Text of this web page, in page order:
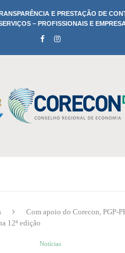
E PRESTAÇÃO DE
– PROFISSIONAIS E
Com apoio do Corecon, PGP-
12ª edição
Notícias